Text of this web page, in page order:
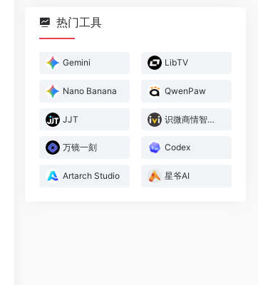
热门工具
Gemini LibTV
Nano Banana QwenPaw
JJT 识微商情智能体
万镜一刻 Codex
Artarch Studio 星爷AI